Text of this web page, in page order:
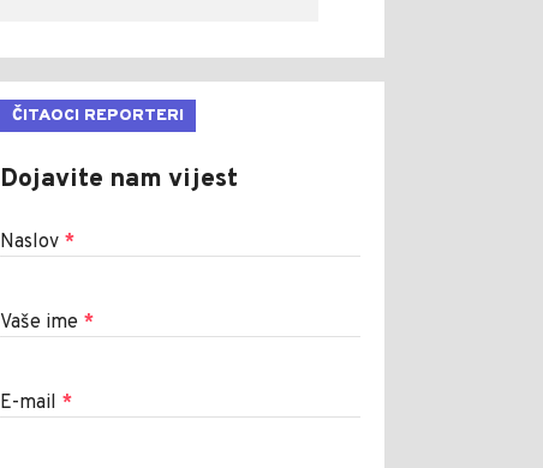
ČITAOCI REPORTERI
Dojavite nam vijest
Naslov *
Vaše ime *
E-mail *